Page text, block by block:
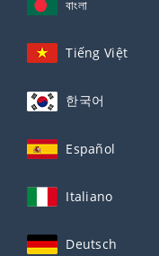
বাংলা
Tiếng Việt
한국어
Español
Italiano
Deutsch